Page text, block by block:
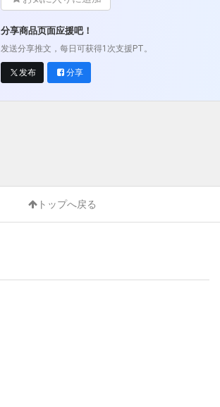
分享商品页面应援吧！
发送分享推文，每日可获得1次支援PT。
发布 分享
トップへ戻る